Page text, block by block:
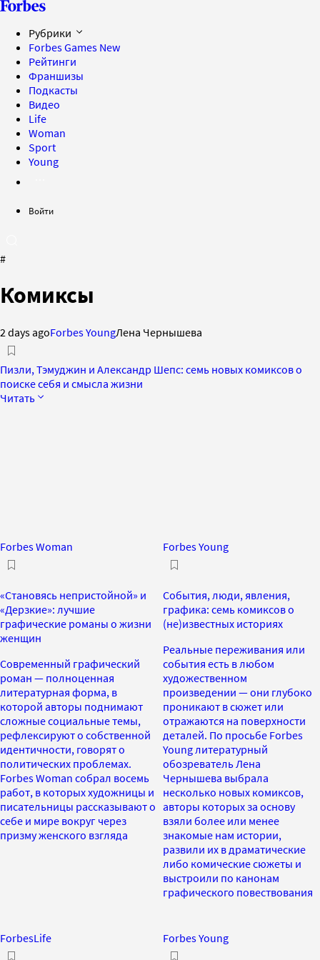
Рубрики
Forbes Games New
Рейтинги
Франшизы
Подкасты
Видео
Life
Woman
Sport
Young
Войти
#
Комиксы
2 days agoForbes YoungЛена Чернышева
Пизли, Тэмуджин и Александр Шепс: семь новых комиксов о
поиске себя и смысла жизни
Читать
Forbes Woman
«Становясь непристойной» и
«Дерзкие»: лучшие
графические романы о жизни
женщин
Современный графический
роман — полноценная
литературная форма, в
которой авторы поднимают
сложные социальные темы,
рефлексируют о собственной
идентичности, говорят о
политических проблемах.
Forbes Woman собрал восемь
работ, в которых художницы и
писательницы рассказывают о
себе и мире вокруг через
призму женского взгляда
Forbes Young
События, люди, явления,
графика: семь комиксов о
(не)известных историях
Реальные переживания или
события есть в любом
художественном
произведении — они глубоко
проникают в сюжет или
отражаются на поверхности
деталей. По просьбе Forbes
Young литературный
обозреватель Лена
Чернышева выбрала
несколько новых комиксов,
авторы которых за основу
взяли более или менее
знакомые нам истории,
развили их в драматические
либо комические сюжеты и
выстроили по канонам
графического повествования
ForbesLife Forbes Young